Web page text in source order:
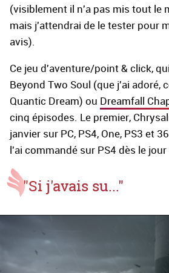
(visiblement il n'a pas mis tout le
mais j'attendrai de le tester pour
avis).
Ce jeu d'aventure/point & click,
Beyond Two Soul (que j'ai adoré,
Quantic Dream) ou Dreamfall
cinq épisodes. Le premier,
janvier sur PC, PS4, One, PS3 et
l'ai commandé sur PS4 dès le
"Si j'avais su..."